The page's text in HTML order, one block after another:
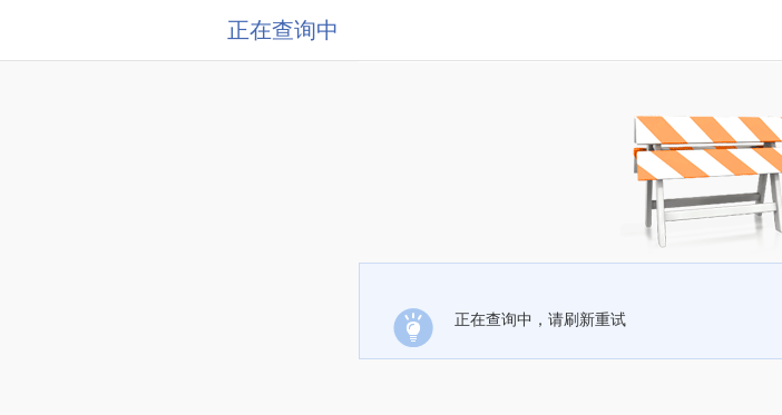
正在查询中
正在查询中，请刷新重试